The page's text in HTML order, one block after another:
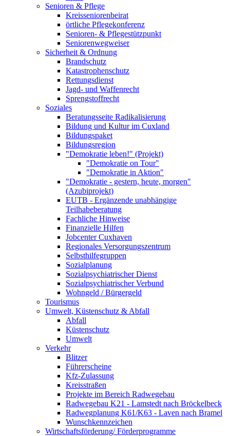
Senioren & Pflege
Kreisseniorenbeirat
örtliche Pflegekonferenz
Senioren- & Pflegestützpunkt
Seniorenwegweiser
Sicherheit & Ordnung
Brandschutz
Katastrophenschutz
Rettungsdienst
Jagd- und Waffenrecht
Sprengstoffrecht
Soziales
Beratungsseite Radikalisierung
Bildung und Kultur im Cuxland
Bildungspaket
Bildungsregion
"Demokratie leben!" (Projekt)
"Demokratie on Tour"
"Demokratie in Aktion"
"Demokratie - gestern, heute, morgen"
(Azubiprojekt)
EUTB - Ergänzende unabhängige
Teilhabeberatung
Fachliche Hinweise
Finanzielle Hilfen
Jobcenter Cuxhaven
Regionales Versorgungszentrum
Selbsthilfegruppen
Sozialplanung
Sozialpsychiatrischer Dienst
Sozialpsychiatrischer Verbund
Wohngeld / Bürgergeld
Tourismus
Umwelt, Küstenschutz & Abfall
Abfall
Küstenschutz
Umwelt
Verkehr
Blitzer
Führerscheine
Kfz-Zulassung
Kreisstraßen
Projekte im Bereich Radwegebau
Radwegebau K21 - Lamstedt nach Bröckelbeck
Radwegplanung K61/K63 - Laven nach Bramel
Wunschkennzeichen
Wirtschaftsförderung/ Förderprogramme